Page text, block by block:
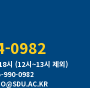
0982
시 (12시~13시 제외)
990-0982